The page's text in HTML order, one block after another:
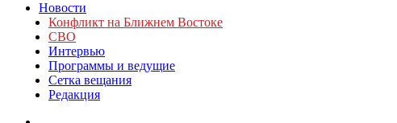
Новости
Конфликт на Ближнем Востоке
СВО
Интервью
Программы и ведущие
Сетка вещания
Редакция